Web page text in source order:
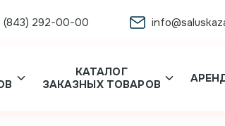
(843) 292-00-00
КАТАЛОГ
ЗАКАЗНЫХ ТОВАРОВ